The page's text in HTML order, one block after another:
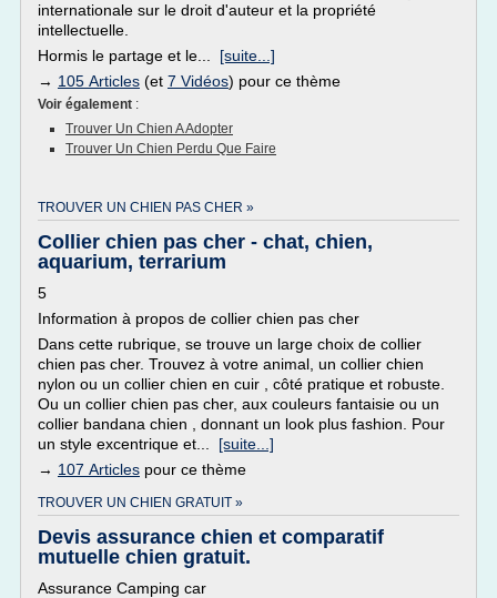
internationale sur le droit d'auteur et la propriété
intellectuelle.
Hormis le partage et le... [suite...]
→ 105 Articles (et 7 Vidéos) pour ce thème
Voir également :
Trouver Un Chien A Adopter
Trouver Un Chien Perdu Que Faire
TROUVER UN CHIEN PAS CHER »
Collier chien pas cher - chat, chien,
aquarium, terrarium
5
Information à propos de collier chien pas cher
Dans cette rubrique, se trouve un large choix de collier
chien pas cher. Trouvez à votre animal, un collier chien
nylon ou un collier chien en cuir , côté pratique et robuste.
Ou un collier chien pas cher, aux couleurs fantaisie ou un
collier bandana chien , donnant un look plus fashion. Pour
un style excentrique et... [suite...]
→ 107 Articles pour ce thème
TROUVER UN CHIEN GRATUIT »
Devis assurance chien et comparatif
mutuelle chien gratuit.
Assurance Camping car